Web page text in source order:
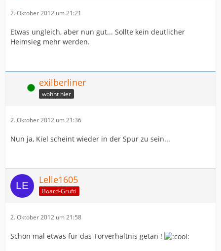
2. Oktober 2012 um 21:21
Etwas ungleich, aber nun gut... Sollte kein deutlicher
Heimsieg mehr werden.
Online exilberliner
wohnt hier
2. Oktober 2012 um 21:36
Nun ja, Kiel scheint wieder in der Spur zu sein...
Lelle1605
Board-Grufti
2. Oktober 2012 um 21:58
Schön mal etwas für das Torverhältnis getan !